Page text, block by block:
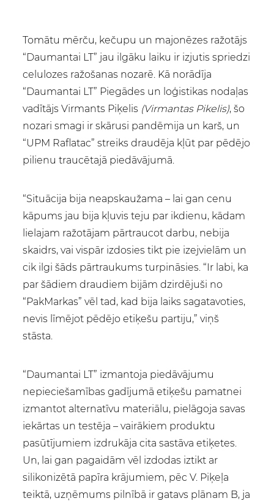
Tomātu mērču, kečupu un majonēzes ražotājs
“Daumantai LT” jau ilgāku laiku ir izjutis spriedzi
celulozes ražošanas nozarē. Kā norādīja
“Daumantai LT” Piegādes un loģistikas nodaļas
vadītājs Virmants Piķelis (Virmantas Pikelis), šo
nozari smagi ir skārusi pandēmija un karš, un
“UPM Raflatac” streiks draudēja kļūt par pēdējo
pilienu traucētajā piedāvājumā.
“Situācija bija neapskaužama – lai gan cenu
kāpums jau bija kļuvis teju par ikdienu, kādam
lielajam ražotājam pārtraucot darbu, nebija
skaidrs, vai vispār izdosies tikt pie izejvielām un
cik ilgi šāds pārtraukums turpināsies. “Ir labi, ka
par šādiem draudiem bijām dzirdējuši no
“PakMarkas” vēl tad, kad bija laiks sagatavoties,
nevis līmējot pēdējo etiķešu partiju,” viņš
stāsta.
“Daumantai LT” izmantoja piedāvājumu
nepieciešamības gadījumā etiķešu pamatnei
izmantot alternatīvu materiālu, pielāgoja savas
iekārtas un testēja – vairākiem produktu
pasūtījumiem izdrukāja cita sastāva etiķetes.
Un, lai gan pagaidām vēl izdodas iztikt ar
silikonizētā papīra krājumiem, pēc V. Piķeļa
teiktā, uzņēmums pilnībā ir gatavs plānam B, ja